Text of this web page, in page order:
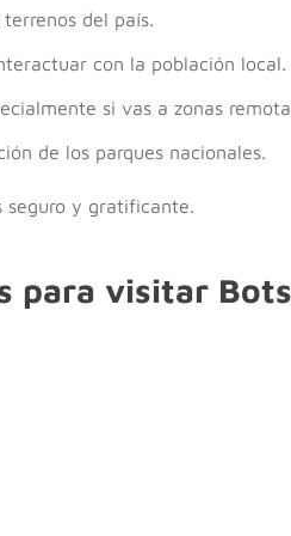
del país.
con la población local.
si vas a zonas
de los parques nacionales.
seguro y gratificante.
para visitar